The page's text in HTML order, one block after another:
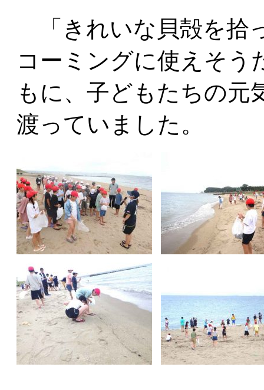
「きれいな貝殻を拾
コーミングに使えそう
もに、子どもたちの元
渡っていました。